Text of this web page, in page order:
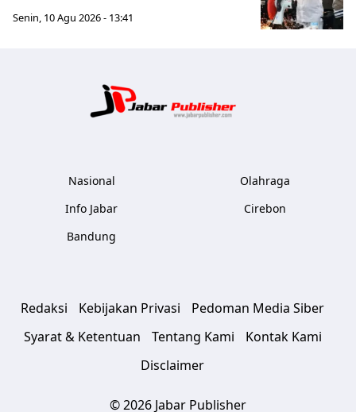
Senin, 10 Agu 2026 - 13:41
Nasional
Info Jabar
Bandung
Olahraga
Cirebon
Redaksi Kebijakan Privasi
Pedoman Media Siber
Syarat & Ketentuan
Tentang Kami
Kontak Kami
Disclaimer
© 2026 Jabar Publisher